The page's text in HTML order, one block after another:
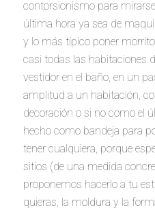
contorsionismo para
última hora ya sea de
y lo más típico poner
casi todas las habitaciones
vestidor en el baño, en un
amplitud a un habitación,
decoración o si no como el
hecho como bandeja para
tener cualquiera, porque
sitios (de una medida
proponemos hacerlo a tu
quieras, la moldura y la